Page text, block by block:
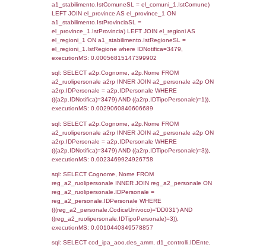
sql: SELECT COUNT(*) FROM `userlevels`
`userlevelid` = -2, executionMS:
sql: SELECT `userlevelid`, `userlevelname`
`userlevels`, executionMS:
sql: SELECT COUNT(*) FROM
WHERE `userlevelid` = -2, executionMS:
0.0001988410949707
sql: SELECT `tablename`, `userlevelid`,
`userlevelpermissions` WHERE `userlevelid`
executionMS: 0.0010299682617188
sql: SELECT a1.RagioneSociale,
localita, el_prov.citta AS provincia,
DATE(n.DataInvioNotifica) as
n.FileNotificaZip, n.DataFileNotificaZip